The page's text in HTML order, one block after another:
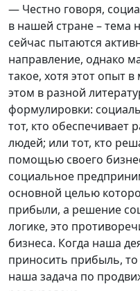
— Честно говоря,
в нашей стране – тема
сейчас пытаются
направление, однако
такое, хотя этот опыт
этом в разной
формулировки:
тот, кто
людей; или тот, кто
помощью своего
социальное
основной целью
прибыли, а решение
логике, это
бизнеса. Когда наша
приносить прибыль, то
наша задача по